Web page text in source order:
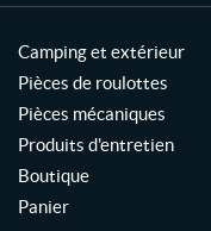
Camping et extérieur
Pièces de roulottes
Pièces mécaniques
Produits d'entretien
Boutique
Panier